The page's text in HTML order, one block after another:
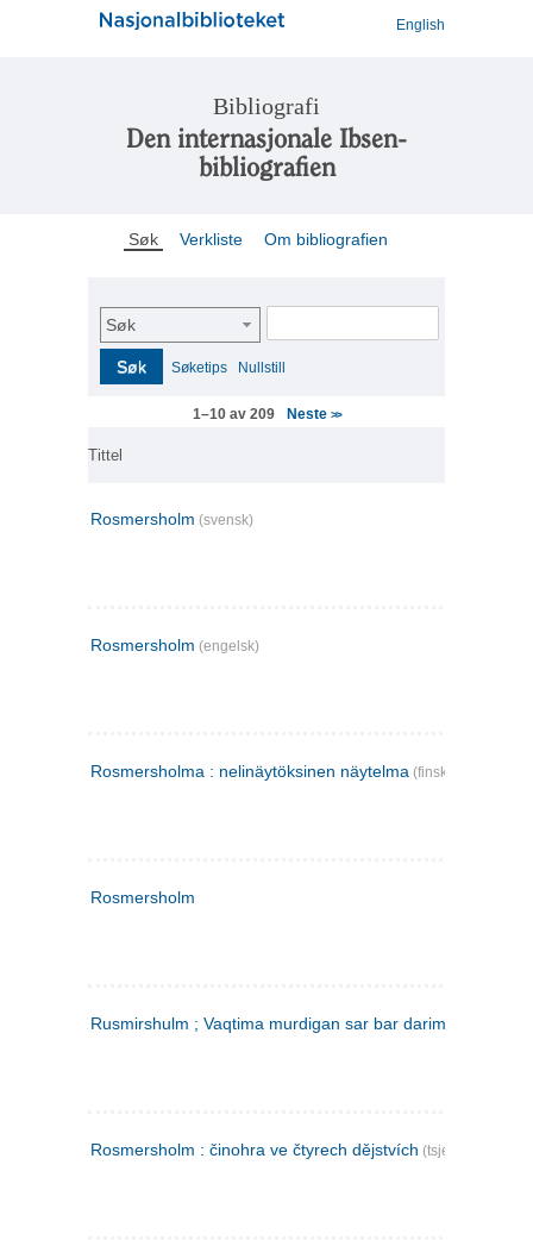
English
Bibliografi
Den internasjonale Ibsen-
bibliografien
Søk Verkliste Om bibliografien
Søk
Søk Søketips Nullstill
1–10 av 209 Neste >>
Tittel
Rosmersholm (svensk)
Rosmersholm (engelsk)
Rosmersholma : nelinäytöksinen näytelma (finsk)
Rosmersholm
Rusmirshulm ; Vaqtima murdigan sar bar darim
Rosmersholm : činohra ve čtyrech dějstvích (tsjekkisk)